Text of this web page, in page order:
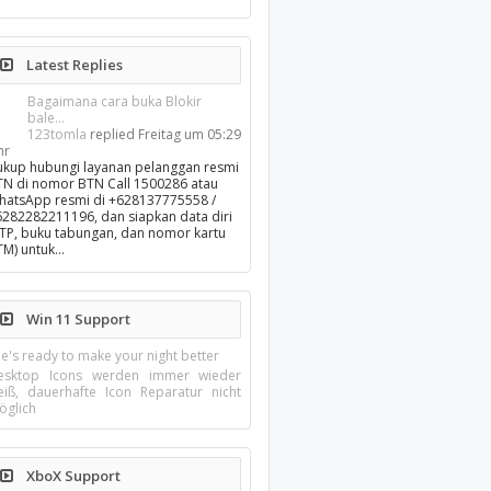
Latest Replies
Bagaimana cara buka Blokir
bale...
123tomla replied Freitag um 05:29
hubungi layanan pelanggan resmi
di nomor BTN Call 1500286 atau
resmi di +628137775558 /
dan siapkan data diri
buku tabungan, dan nomor kartu
untuk…
Win 11 Support
ready to make your night better
Icons werden immer wieder
dauerhafte Icon Reparatur nicht
XboX Support